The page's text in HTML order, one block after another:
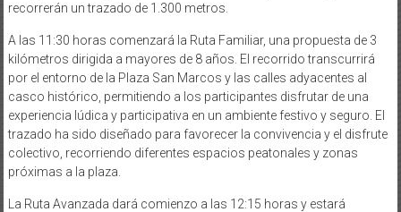
recorrerán un trazado de 1.300 metros.
A las 11:30 horas comenzará la Ruta Familiar, una propuesta de 3
kilómetros dirigida a mayores de 8 años. El recorrido transcurrirá
por el entorno de la Plaza San Marcos y las calles adyacentes al
casco histórico, permitiendo a los participantes disfrutar de una
experiencia lúdica y participativa en un ambiente festivo y seguro. El
trazado ha sido diseñado para favorecer la convivencia y el disfrute
colectivo, recorriendo diferentes espacios peatonales y zonas
próximas a la plaza.
La Ruta Avanzada dará comienzo a las 12:15 horas y estará